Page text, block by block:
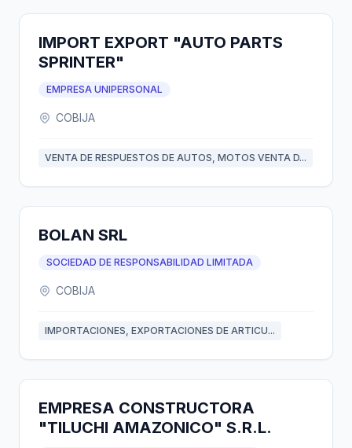
IMPORT EXPORT "AUTO PARTS
SPRINTER"
EMPRESA UNIPERSONAL
COBIJA
VENTA DE RESPUESTOS DE AUTOS, MOTOS VENTA D...
BOLAN SRL
SOCIEDAD DE RESPONSABILIDAD LIMITADA
COBIJA
IMPORTACIONES, EXPORTACIONES DE ARTICU...
EMPRESA CONSTRUCTORA
"TILUCHI AMAZONICO" S.R.L.